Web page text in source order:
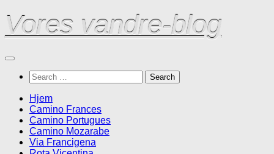
Skip
to
content
Vores vandre-blog
Search
for:
Hjem
Camino Frances
Camino Portugues
Camino Mozarabe
Via Francigena